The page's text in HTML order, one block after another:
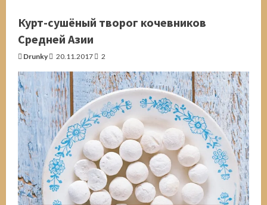
Курт-сушёный творог кочевников
Средней Азии
Drunky 20.11.2017 2